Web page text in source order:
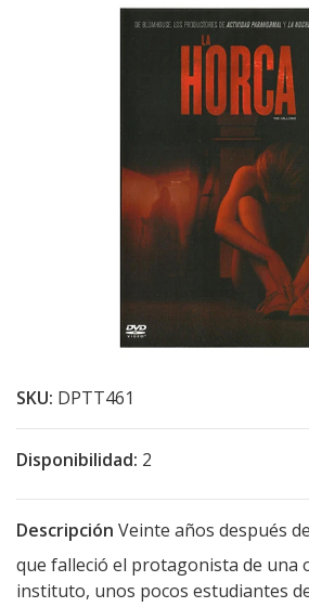
SKU: DPTT461
Disponibilidad: 2
Descripción Veinte años después
que falleció el protagonista de una
instituto, unos pocos estudiantes